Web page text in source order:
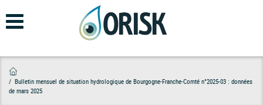
au
contenu
Bulletin mensuel de situation hydrologique de Bourgogne-Franche-Comté n°2025-03 : données
de mars 2025